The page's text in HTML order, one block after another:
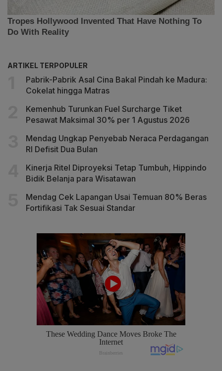
ARTIKEL TERPOPULER
Pabrik-Pabrik Asal Cina Bakal Pindah ke Madura:
Cokelat hingga Matras
Kemenhub Turunkan Fuel Surcharge Tiket
Pesawat Maksimal 30% per 1 Agustus 2026
Mendag Ungkap Penyebab Neraca Perdagangan
RI Defisit Dua Bulan
Kinerja Ritel Diproyeksi Tetap Tumbuh, Hippindo
Bidik Belanja para Wisatawan
Mendag Cek Lapangan Usai Temuan 80% Beras
Fortifikasi Tak Sesuai Standar